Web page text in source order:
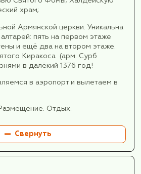
монастырь
Антиохийского
в заброшенный
Это древний город стоит у
Мор-Габриель,
монастырь в мире.
учеником св. Шемуном
недалеко от древнего